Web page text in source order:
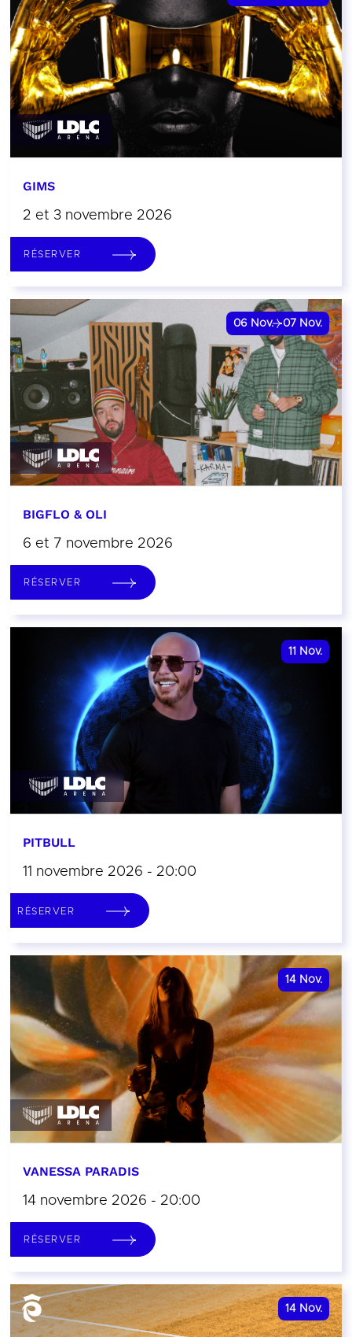
GIMS
2 et 3 novembre 2026
RÉSERVER
06 Nov. 07 Nov.
BIGFLO & OLI
6 et 7 novembre 2026
RÉSERVER
11 Nov.
PITBULL
11 novembre 2026 - 20:00
RÉSERVER
14 Nov.
VANESSA PARADIS
14 novembre 2026 - 20:00
RÉSERVER
14 Nov.